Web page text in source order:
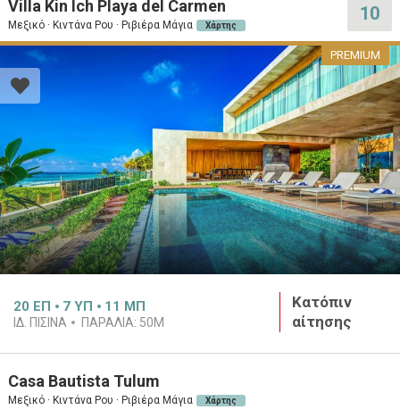
Villa Kin Ich Playa del Carmen
Μεξικό · Κιντάνα Ρου · Ριβιέρα Μάγια Χάρτης
10
PREMIUM
20 ΕΠ 7 ΥΠ 11 ΜΠ
ΙΔ. ΠΙΣΙΝΑ ΠΑΡΑΛΙΑ: 50M
Κατόπιν
αίτησης
Casa Bautista Tulum
Μεξικό · Κιντάνα Ρου · Ριβιέρα Μάγια Χάρτης